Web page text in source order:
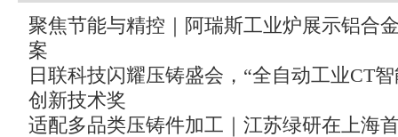
聚焦节能与精控｜阿瑞斯工业炉展示铝合
案
日联科技闪耀压铸盛会，“全自动工业CT
创新技术奖
适配多品类压铸件加工｜江苏绿研在上海